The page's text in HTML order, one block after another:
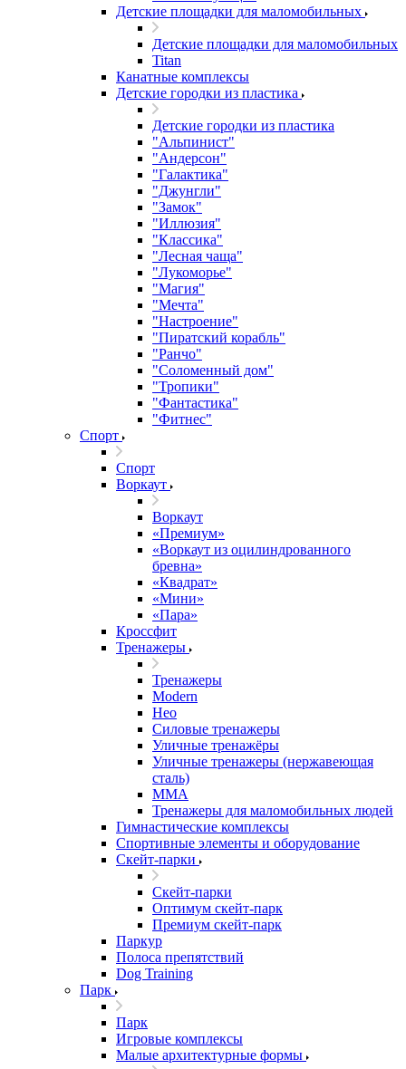
Детские площадки для маломобильных
Детские площадки для маломобильных
Titan
Канатные комплексы
Детские городки из пластика
Детские городки из пластика
"Альпинист"
"Андерсон"
"Галактика"
"Джунгли"
"Замок"
"Иллюзия"
"Классика"
"Лесная чаща"
"Лукоморье"
"Магия"
"Мечта"
"Настроение"
"Пиратский корабль"
"Ранчо"
"Соломенный дом"
"Тропики"
"Фантастика"
"Фитнес"
Спорт
Спорт
Воркаут
Воркаут
«Премиум»
«Воркаут из оцилиндрованного
бревна»
«Квадрат»
«Мини»
«Пара»
Кроссфит
Тренажеры
Тренажеры
Modern
Нео
Силовые тренажеры
Уличные тренажёры
Уличные тренажеры (нержавеющая
сталь)
ММА
Тренажеры для маломобильных людей
Гимнастические комплексы
Спортивные элементы и оборудование
Скейт-парки
Скейт-парки
Оптимум скейт-парк
Премиум скейт-парк
Паркур
Полоса препятствий
Dog Training
Парк
Парк
Игровые комплексы
Малые архитектурные формы